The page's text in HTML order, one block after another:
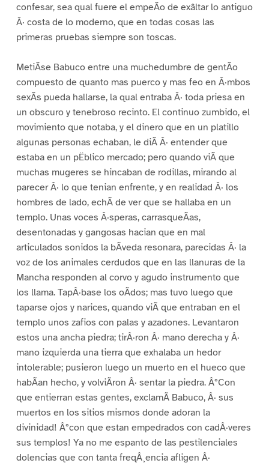
confesar, sea qual fuere el empeÃo de exâltar lo antiguo
Â· costa de lo moderno, que en todas cosas las
primeras pruebas siempre son toscas.
MetiÃse Babuco entre una muchedumbre de gentÃo
compuesto de quanto mas puerco y mas feo en Â·mbos
sexÃs pueda hallarse, la qual entraba Â· toda priesa en
un obscuro y tenebroso recinto. El continuo zumbido, el
movimiento que notaba, y el dinero que en un platillo
algunas personas echaban, le diÃ Â· entender que
estaba en un pËblico mercado; pero quando viÃ que
muchas mugeres se hincaban de rodillas, mirando al
parecer Â· lo que tenian enfrente, y en realidad Â· los
hombres de lado, echÃ de ver que se hallaba en un
templo. Unas voces Â·speras, carrasqueÃas,
desentonadas y gangosas hacian que en mal
articulados sonidos la bÃveda resonara, parecidas Â· la
voz de los animales cerdudos que en las llanuras de la
Mancha responden al corvo y agudo instrumento que
los llama. TapÂ·base los oÃdos; mas tuvo luego que
taparse ojos y narices, quando viÃ que entraban en el
templo unos zafios con palas y azadones. Levantaron
estos una ancha piedra; tirÂ·ron Â· mano derecha y Â·
mano izquierda una tierra que exhalaba un hedor
intolerable; pusieron luego un muerto en el hueco que
habÃan hecho, y volviÃron Â· sentar la piedra. Â°Con
que entierran estas gentes, exclamÃ Babuco, Â· sus
muertos en los sitios mismos donde adoran la
divinidad! Â°con que estan empedrados con cadÂ·veres
sus templos! Ya no me espanto de las pestilenciales
dolencias que con tanta freqÂ¸encia afligen Â·